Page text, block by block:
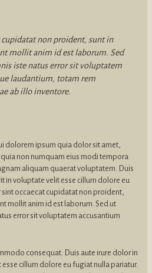
cupidatat non proident, sunt in
mollit anim id est laborum. Sed
iste natus error sit voluptatem
laudantium, totam rem
ab illo inventore.
dolorem ipsum quia dolor sit amet,
non numquam eius modi tempora
aliquam quaerat voluptatem. Duis
in voluptate velit esse cillum dolore eu
occaecat cupidatat non proident,
mollit anim id est laborum. Sed ut
error sit voluptatem accusantium
consequat. Duis aute irure dolor in
cillum dolore eu fugiat nulla pariatur.